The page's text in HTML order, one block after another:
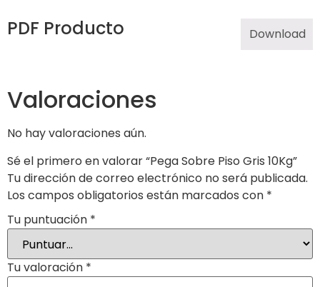
PDF Producto Download
Valoraciones
No hay valoraciones aún.
Sé el primero en valorar “Pega Sobre Piso Gris 10Kg”
Tu dirección de correo electrónico no será publicada.
Los campos obligatorios están marcados con *
Tu puntuación *
Tu valoración *